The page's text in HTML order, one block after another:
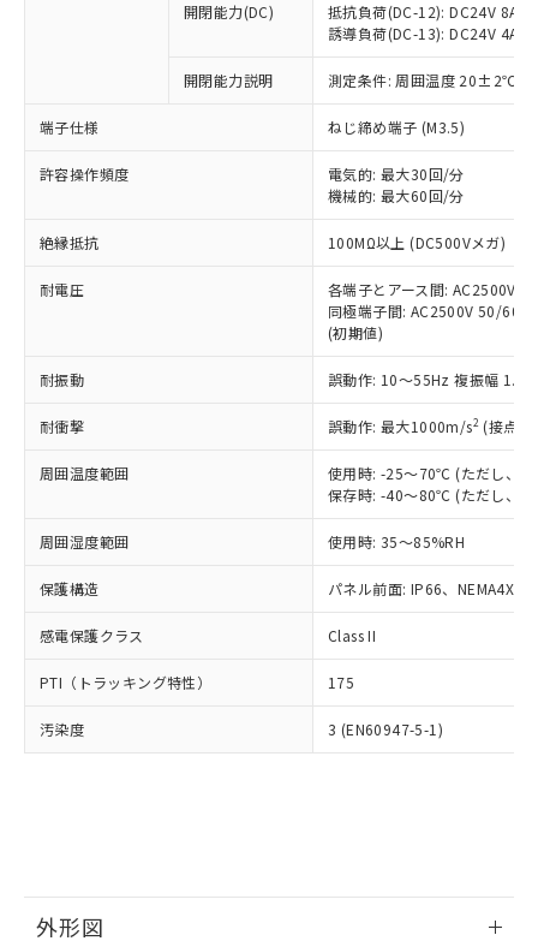
開閉能力(DC)
抵抗負荷(DC-12): DC24V 8A/
誘導負荷(DC-13): DC24V 4A/
開閉能力説明 測定条件: 周囲温度 20±2℃、
端子仕様 ねじ締め端子 (M3.5)
許容操作頻度
電気的: 最大30回/分
機械的: 最大60回/分
絶縁抵抗 100MΩ以上 (DC500Vメガ)
耐電圧
各端子とアース間: AC2500V
同極端子間: AC2500V 50/
(初期値)
耐振動 誤動作: 10～55Hz 複振幅
耐衝撃 誤動作: 最大1000m/s2 (接点
周囲温度範囲
使用時: -25～70℃ (ただし、氷
保存時: -40～80℃ (ただし、氷
周囲湿度範囲 使用時: 35～85%RH
保護構造 パネル前面: IP66、NEMA4X,
感電保護クラス Class II
PTI（トラッキング特性） 175
汚染度 3 (EN60947-5-1)
外形図
以下の条件をお読みいただき、同意のうえ
ご利用ください。
本サービスは、当社制御機器事業取扱
商品の当社在庫状況および標準価格
(税抜)を提供させていただくもので
当社制御機器事業取扱商品の中には、
本サービスの対象外となる商品もある
ことをご了承ください。
在庫状況および標準価格照会結果は、
記載している更新日時点での社内デー
タに基づき作成されるものであり、閲
覧された時点での実際の在庫および標
準価格とは異なる場合があることをご
正式な納期状況および標準価格はお客
様のお取引先、またはお客様担当のオ
ムロン制御機器販売店・当社販売員に
オムロン制御機器販売店や当社販売拠
販売ネットワーク
」をご確認
在庫状況および標準価格結果を当社の
事前の承諾なく第三者に漏洩または開
示しないようお願いします。
マイパーツ機能（部品リスト作成サー
ビス）をご利用いただくには、I-Web
品・サービスに関するお客様との取
対応予定なし：EU RoHS指令（10物質）の
非含有に非対応の商品で、対応品を出す予
調査・確認中：EU RoHS指令（10物質）の
非含有の対応状況を調査中または確認中の
商品です。
非該当品：ライセンス料など無形物で、有
害物質有無と関係のない商品です。
仕入先様の事情により、非含有部品として
いたものが、含有品と判明した場合などや
むを得ず変更することがあります。
鉛(Pb) 1000ppm以下、 水銀(Hg) 1000ppm以下、 カド
六価クロム(Cr(Ⅵ)) 1000ppm以下、ポリ臭化ビフェニル
類(PBB) 1000ppm以下、ポリ臭化ジフェニルエーテル類
ルベンジル（BBP） 1000ppm以下、フタル酸ジブチル
（DBP） 1000ppm以下、フタル酸ジイソブチル
但し、RoHS指令で産業用監視および制御機器に対する
適用除外項目は除く。
フタル酸エステル類の４物質については閾値を超える意
図的な使用がないことを確認しています。
部品在庫の切り替え状況などにより、予定
月が前後することがあります。
「○」：最大均質材料含有率が中国RoHSの
基準値以下であることを示します。
「×」：最大均質材料含有率が中国RoHSの
基準値を超えていることを示します。
「－」：未確認です。当社販売部門へお問
*中国RoHS10物質の基準値 (GB/T26572)：
Pb(鉛) :1000ppm、 Hg(水銀) : 1000ppm、 Cd(カドミウ
Cr(Ⅵ)(六価クロム) : 1000ppm、 PBBs(ポリ臭化ビフェ
ニル類) : 1000ppm、 PBDEs(ポリ臭化ジフェニルエーテ
ル類) : 1000ppm、
DBP(フタル酸ジブチル) : 1000ppm、 DIBP(フタル酸ジ
イソブチル) : 1000ppm、 BBP(フタル酸ブチルベンジ
DEHP(フタル酸ビス(2-エチルヘキシル)) : 1000ppm
「ｅ」：有害物質（10物質）のすべてが基
準値以下であることを示します。
「10」：通常の使用状況下において有害物
質が外部に漏えいし、環境に深刻な影響を
及ぼさない年数を意味します。
当社は、これら貴社製品のうち、外国
為替および外国貿易法に定める商品
（以下｢規制貨物等」という）を輸出
または国外への提供する場合は、日本
国政府の輸出許可(または役務取引許
可)を取得するなどの必要な手続きを
当社は規制貨物を破棄する場合は、完
全に破砕するなど、違法に輸出されな
いよう必要な手段を講じます。
当社は貴社製品を、核兵器、ミサイ
ル、化学兵器、生物兵器またはその他
武器並びにこれらの製造装置等に一切
当社は、貴社製品を第三者に販売する
場合は、上記1、2および3の内容を当
該第三者に通知します。また当社は、
販売先および販売に係わる関係者が違
法に輸出するおそれがある場合は、取
り引きをいたしません。
一定数以上の在庫あり
一定数には満たないが在庫あり
在庫なし(最新の在庫状況につ
いては、お客様のお取引先、ま
たはお客様担当のオムロン制御
機器販売店・当社販売員にご確
受注生産機種、また在庫状況の
情報を公開していない機種